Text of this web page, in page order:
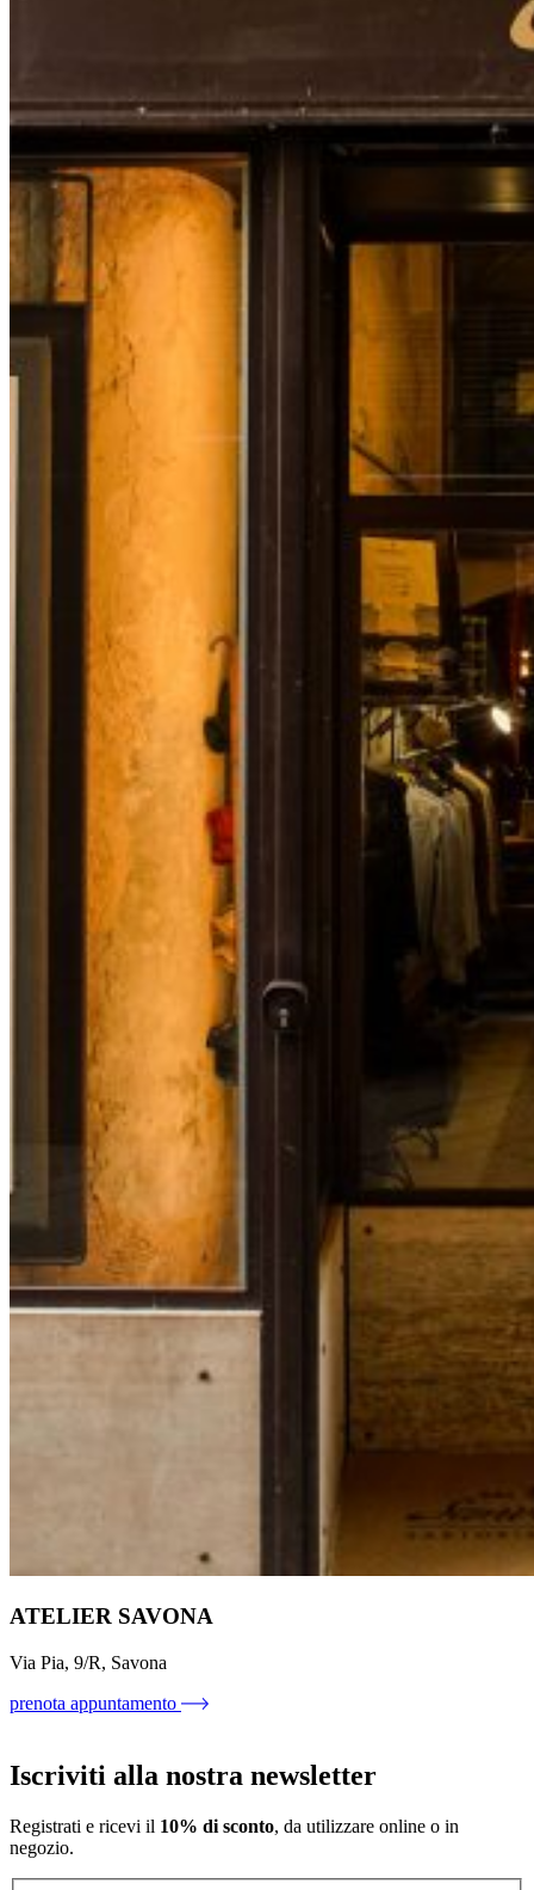
ATELIER SAVONA
Via Pia, 9/R, Savona
prenota appuntamento
Iscriviti alla nostra newsletter
Registrati e ricevi il 10% di sconto, da utilizzare online o in
negozio.